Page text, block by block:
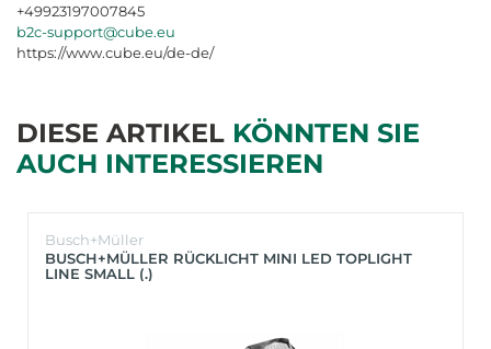
+49923197007845
b2c-support@cube.eu
https://www.cube.eu/de-de/
DIESE ARTIKEL KÖNNTEN SIE
AUCH INTERESSIEREN
Busch+Müller
BUSCH+MÜLLER RÜCKLICHT MINI LED TOPLIGHT
LINE SMALL (.)